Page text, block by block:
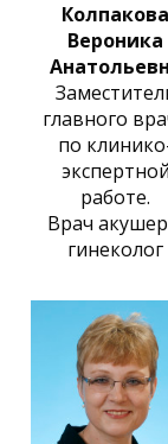
Колпакова
Вероника
главного
по
экспертной
работе.
Врач
гинеколог